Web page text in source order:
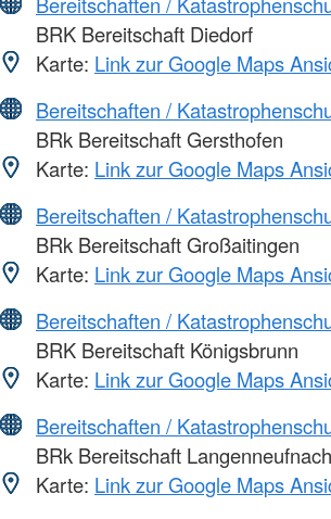
BRK Bereitschaft Diedorf
Karte: Link zur Google Maps
Bereitschaften /
BRk Bereitschaft Gersthofen
Karte: Link zur Google Maps
Bereitschaften /
BRk Bereitschaft Großaitingen
Karte: Link zur Google Maps
Bereitschaften /
BRK Bereitschaft Königsbrunn
Karte: Link zur Google Maps
Bereitschaften /
BRk Bereitschaft Langenneufnach
Karte: Link zur Google Maps